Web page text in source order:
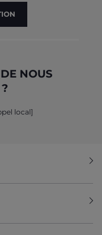
NOUS
local]